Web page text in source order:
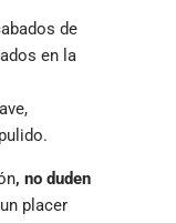
de
en la
, no duden
placer